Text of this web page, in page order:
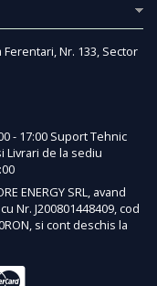
Nr. 133, Sector
- 17:00 Suport Tehnic
Livrari de la sediu
ENERGY SRL, avand
Nr. J200801448409, cod
si cont deschis la